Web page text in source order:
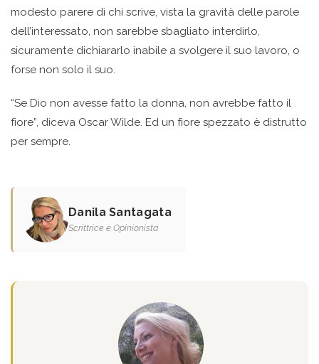
modesto parere di chi scrive, vista la gravità delle parole
dell’interessato, non sarebbe sbagliato interdirlo,
sicuramente dichiararlo inabile a svolgere il suo lavoro, o
forse non solo il suo.
“Se Dio non avesse fatto la donna, non avrebbe fatto il
fiore”, diceva Oscar Wilde. Ed un fiore spezzato è distrutto
per sempre.
Danila Santagata
Scrittrice e Opinionista